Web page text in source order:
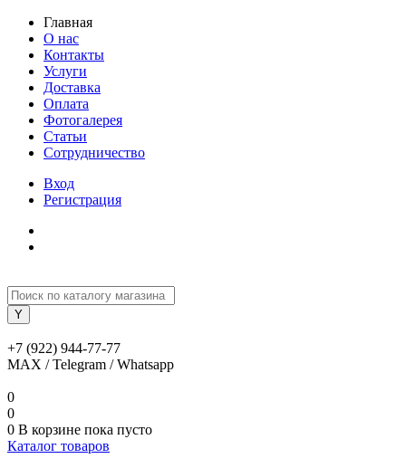
Главная
О нас
Контакты
Услуги
Доставка
Оплата
Фотогалерея
Статьи
Сотрудничество
Вход
Регистрация
+7 (922) 944-77-77
MAX / Telegram / Whatsapp
0
0
0 В корзине пока пусто
Каталог товаров